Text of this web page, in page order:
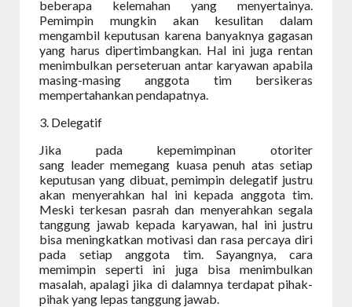
beberapa kelemahan yang menyertainya.
Pemimpin mungkin akan kesulitan dalam
mengambil keputusan karena banyaknya gagasan
yang harus dipertimbangkan. Hal ini juga rentan
menimbulkan perseteruan antar karyawan apabila
masing-masing anggota tim bersikeras
mempertahankan pendapatnya.
3. Delegatif
Jika pada kepemimpinan otoriter
sang leader memegang kuasa penuh atas setiap
keputusan yang dibuat, pemimpin delegatif justru
akan menyerahkan hal ini kepada anggota tim.
Meski terkesan pasrah dan menyerahkan segala
tanggung jawab kepada karyawan, hal ini justru
bisa meningkatkan motivasi dan rasa percaya diri
pada setiap anggota tim.
Sayangnya, cara
memimpin seperti ini juga bisa menimbulkan
masalah, apalagi jika di dalamnya terdapat pihak-
pihak yang lepas tanggung jawab.